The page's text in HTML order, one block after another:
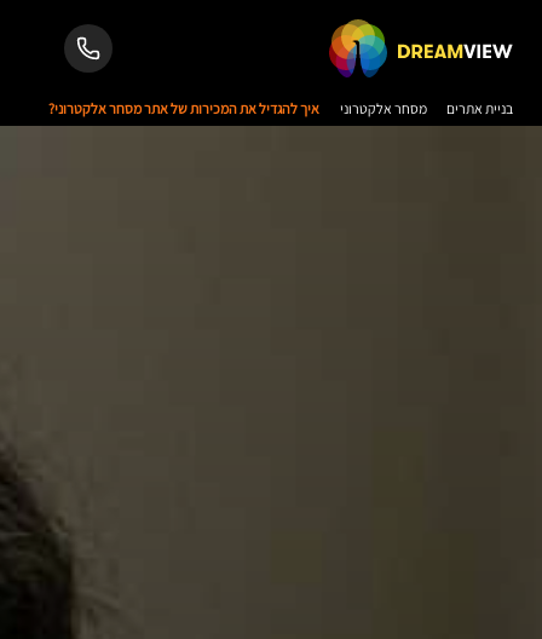
בניית אתרים מסחר אלקטרוני איך להגדיל את המכירות של אתר מסחר אלקטרוני?